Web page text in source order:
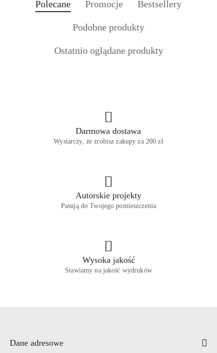
Pomiń karuzelę produktów
Produkty
Polecane
Produkty
statusie:
Promocje
Produkty
statusie:
Bestsellery
Produkty
statusie:
Podobne produkty
Produkty
Ostatnio oglądane produkty
Darmowa dostawa
Wystarczy, że zrobisz zakupy za 200 zł
Autorskie projekty
Pasują do Twojego pomieszczenia
Wysoka jakość
Stawiamy na jakość wydruków
Dane adresowe